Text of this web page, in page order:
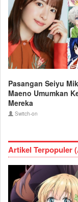
Pasangan Seiyu
Maeno Umumkan
Mereka
Switch-on
Artikel Terpopuler